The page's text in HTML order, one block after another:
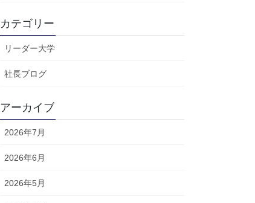
カテゴリー
リーダー大学
社長ブログ
アーカイブ
2026年7月
2026年6月
2026年5月